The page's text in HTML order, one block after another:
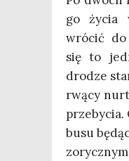
go życia
wró­cić do
się to
dro­dze
rwą­cy
bu­su